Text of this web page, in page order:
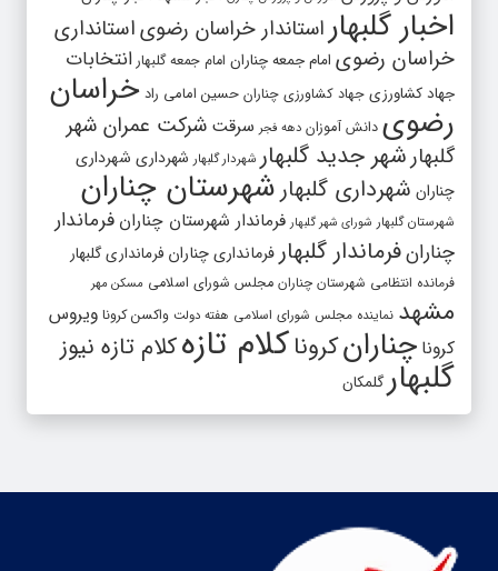
اخبار گلبهار استاندار خراسان رضویاستانداری
خراسان رضوی امام جمعه چناران امام جمعه گلبهار انتخابات
جهاد کشاورزی جهاد کشاورزی چناران حسین امامی راد خراسان
رضوی دانش آموزان دهه فجر سرقت شرکت عمران شهر
گلبهارشهر جدید گلبهار شهردار گلبهار شهرداری شهرداری
چناران شهرداری گلبهار شهرستان چناران
شهرستان گلبهار شورای شهر گلبهار فرماندار شهرستان چناران فرماندار
چنارانفرماندار گلبهار فرمانداری چناران فرمانداری گلبهار
فرمانده انتظامی شهرستان چناران مجلس شورای اسلامی مسکن مهر
مشهد نماینده مجلس شورای اسلامی هفته دولت واکسن کرونا ویروس
کرونا چنارانکروناکلام تازهکلام تازه نیوز
گلبهارگلمکان